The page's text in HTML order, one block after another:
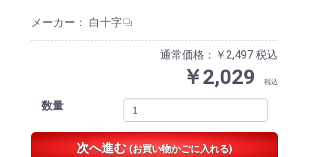
メーカー： 白十字
通常価格：￥2,497 税込
￥2,029 税込
数量
次へ進む (お買い物かごに入れる)